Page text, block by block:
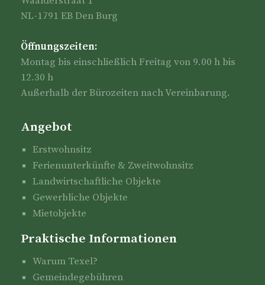
Angebot
Erstwohnsitz
Ferienunterkünfte & Zweitwohnsitz
Landwirtschaftliche Objekte
Gewerbliche Objekte
Mietobjekte
Praktische Informationen
Warum Texel?
Gemeindegebühren
NL-1791 EB Den Burg
Öffnungszeiten:
Montag bis einschließlich Freitag von 9.00 h bis
12.30 h
Außerhalb der Bürozeiten nach Vereinbarung.